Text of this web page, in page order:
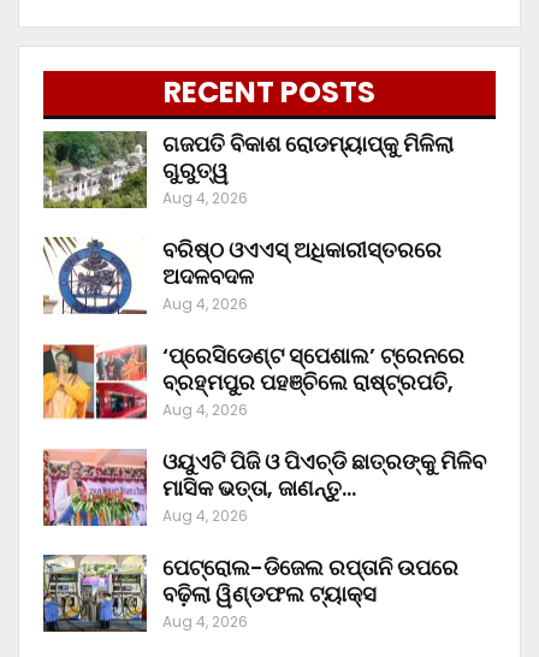
RECENT POSTS
ଗଜପତି ବିକାଶ ରୋଡମ୍ୟାପ୍‌କୁ ମିଳିଲା
ଗୁରୁତ୍ୱ
Aug 4, 2026
ବରିଷ୍ଠ ଓଏଏସ୍‌ ଅଧିକାରୀସ୍ତରରେ
ଅଦଳବଦଳ
Aug 4, 2026
‘ପ୍ରେସିଡେଣ୍ଟ ସ୍ପେଶାଲ’ ଟ୍ରେନରେ
ବ୍ରହ୍ମପୁର ପହଞ୍ଚିଲେ ରାଷ୍ଟ୍ରପତି,
Aug 4, 2026
ଓୟୁଏଟି ପିଜି ଓ ପିଏଚ୍‌ଡି ଛାତ୍ରଙ୍କୁ ମିଳିବ
ମାସିକ ଭତ୍ତା, ଜାଣନ୍ତୁ…
Aug 4, 2026
ପେଟ୍ରୋଲ-ଡିଜେଲ ରପ୍ତାନି ଉପରେ
ବଢ଼ିଲା ୱିଣ୍ଡଫଲ ଟ୍ୟାକ୍ସ
Aug 4, 2026